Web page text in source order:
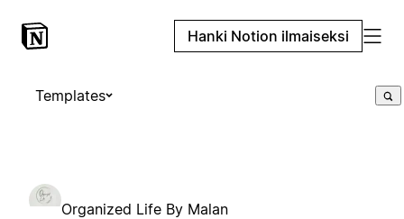
Hanki Notion ilmaiseksi
Templates
Organized Life By Malan